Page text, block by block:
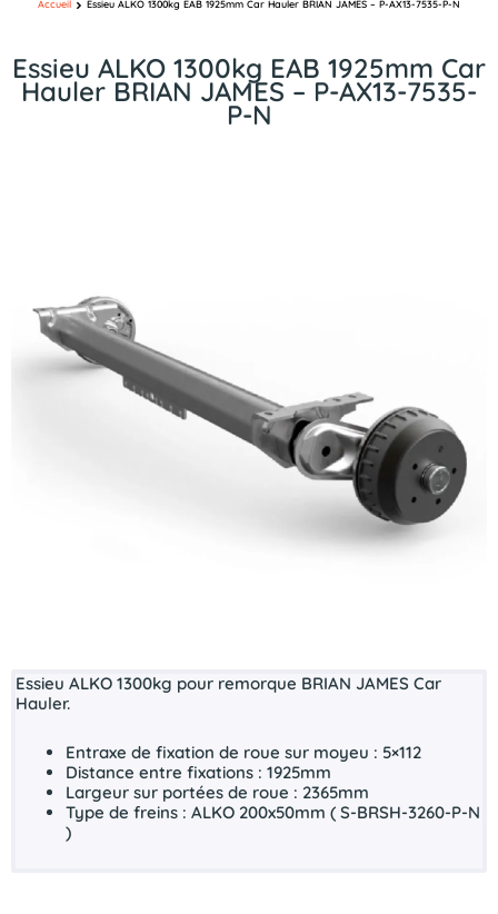
Essieu ALKO 1300kg EAB 1925mm Car
Hauler BRIAN JAMES – P-AX13-7535-
P-N
Accueil Essieu ALKO 1300kg EAB 1925mm Car Hauler BRIAN JAMES – P-AX13-7535-P-N
Essieu ALKO 1300kg pour remorque BRIAN JAMES Car
Hauler.
Entraxe de fixation de roue sur moyeu : 5×112
Distance entre fixations : 1925mm
Largeur sur portées de roue : 2365mm
Type de freins : ALKO 200x50mm ( S-BRSH-3260-P-N
)